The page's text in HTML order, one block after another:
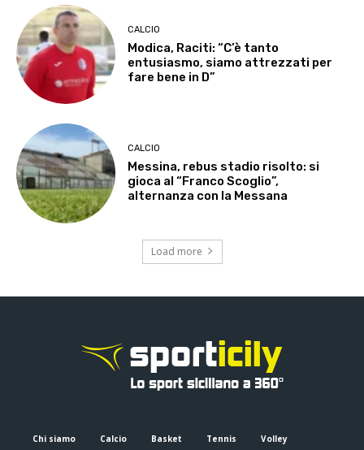
CALCIO
Modica, Raciti: “C’è tanto
entusiasmo, siamo attrezzati per
fare bene in D”
CALCIO
Messina, rebus stadio risolto: si
gioca al “Franco Scoglio”,
alternanza con la Messana
Load more
Chi siamo Calcio Basket Tennis Volley